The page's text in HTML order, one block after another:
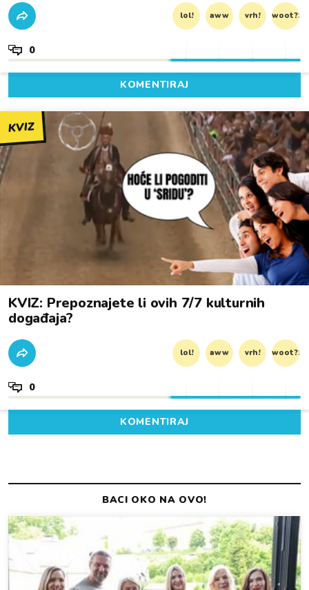
lol! aww vrh! woot?!
0
KOMENTIRAJ
KVIZ
KVIZ: Prepoznajete li ovih 7/7 kulturnih
događaja?
lol! aww vrh! woot?!
0
KOMENTIRAJ